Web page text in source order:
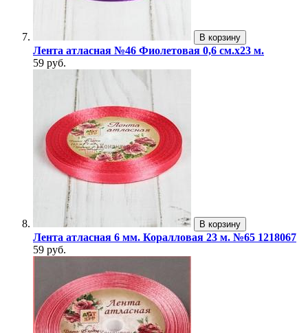
В корзину
Лента атласная №46 Фиолетовая 0,6 см.х23 м.
59 руб.
В корзину
Лента атласная 6 мм. Коралловая 23 м. №65 1218067
59 руб.